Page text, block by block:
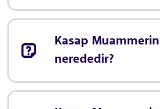
Kasap
nerededir?